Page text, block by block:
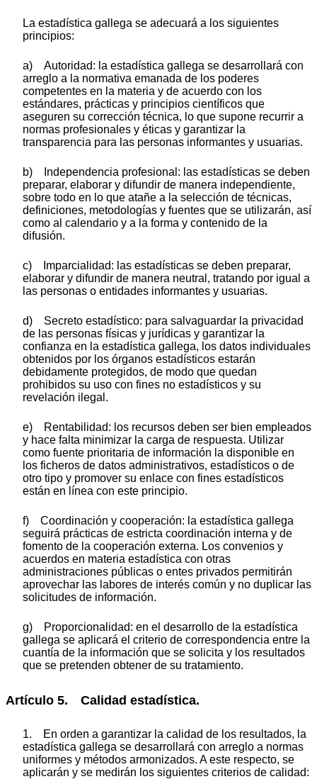
La estadística gallega se adecuará a los siguientes
principios:
a) Autoridad: la estadística gallega se desarrollará con
arreglo a la normativa emanada de los poderes
competentes en la materia y de acuerdo con los
estándares, prácticas y principios científicos que
aseguren su corrección técnica, lo que supone recurrir a
normas profesionales y éticas y garantizar la
transparencia para las personas informantes y usuarias.
b) Independencia profesional: las estadísticas se deben
preparar, elaborar y difundir de manera independiente,
sobre todo en lo que atañe a la selección de técnicas,
definiciones, metodologías y fuentes que se utilizarán, así
como al calendario y a la forma y contenido de la
difusión.
c) Imparcialidad: las estadísticas se deben preparar,
elaborar y difundir de manera neutral, tratando por igual a
las personas o entidades informantes y usuarias.
d) Secreto estadístico: para salvaguardar la privacidad
de las personas físicas y jurídicas y garantizar la
confianza en la estadística gallega, los datos individuales
obtenidos por los órganos estadísticos estarán
debidamente protegidos, de modo que quedan
prohibidos su uso con fines no estadísticos y su
revelación ilegal.
e) Rentabilidad: los recursos deben ser bien empleados
y hace falta minimizar la carga de respuesta. Utilizar
como fuente prioritaria de información la disponible en
los ficheros de datos administrativos, estadísticos o de
otro tipo y promover su enlace con fines estadísticos
están en línea con este principio.
f) Coordinación y cooperación: la estadística gallega
seguirá prácticas de estricta coordinación interna y de
fomento de la cooperación externa. Los convenios y
acuerdos en materia estadística con otras
administraciones públicas o entes privados permitirán
aprovechar las labores de interés común y no duplicar las
solicitudes de información.
g) Proporcionalidad: en el desarrollo de la estadística
gallega se aplicará el criterio de correspondencia entre la
cuantía de la información que se solicita y los resultados
que se pretenden obtener de su tratamiento.
Artículo 5. Calidad estadística.
1. En orden a garantizar la calidad de los resultados, la
estadística gallega se desarrollará con arreglo a normas
uniformes y métodos armonizados. A este respecto, se
aplicarán y se medirán los siguientes criterios de calidad: